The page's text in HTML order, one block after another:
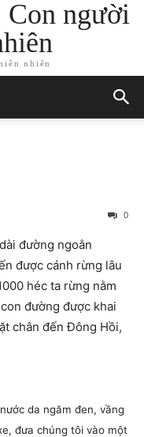
Con người
nhiên
0
đường ngoằn
được cánh rừng lâu
héc ta rừng nằm
đường được khai
chân đến Đông Hồi,
da ngăm đen, vầng
đưa chúng tôi vào một